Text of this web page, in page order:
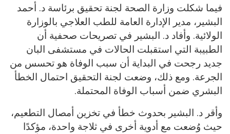
فيما شكلت وزارة الصحة لجنة تحقيق برئاسة د. أحمد
البشير، مدير الإدارة العامة للطب العلاجي بالوزارة
الولائية. وأفاد د. البشير في تصريحات صحفية أن
الطبيبة التي استقبلت الحالات في مستشفى البان
جديد رجحت في البداية أن سبب الوفاة هو تحسس من
الجرعة. ومع ذلك، وضعت لجنة التحقيق احتمال الخطأ
البشري ضمن أسباب الوفاة المحتملة.
وأقر د. البشير بحدوث خطأ في تخزين أمصال التطعيم،
حيث وُضعت مع أدوية أخرى في ثلاجة واحدة، مؤكدًا